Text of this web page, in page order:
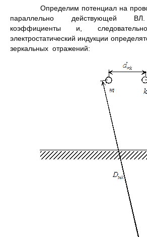
Определим потенциал на
параллельно действующей
коэффициенты и,
электростатический индукции
зеркальных отражений: